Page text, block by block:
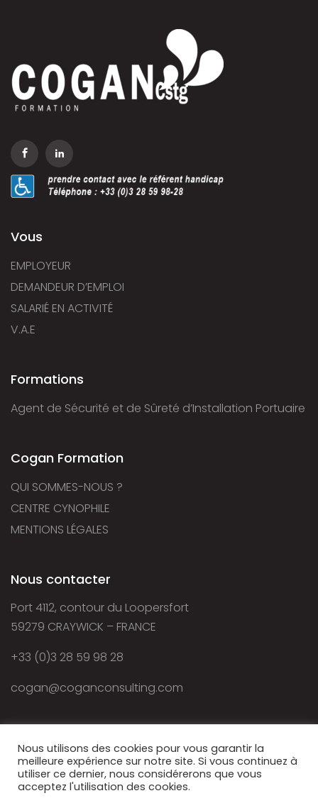
Vous
EMPLOYEUR
DEMANDEUR D’EMPLOI
SALARIÉ EN ACTIVITÉ
V.A.E
Formations
Agent de Sécurité et de Sûreté d’Installation Portuaire
Cogan Formation
QUI SOMMES-NOUS ?
CENTRE CYNOPHILE
MENTIONS LÉGALES
Nous contacter
Port 4112, contour du Loopersfort
59279 CRAYWICK – FRANCE
+33 (0)3 28 59 98 28
cogan@coganconsulting.com
© 2021 - Cogan Consulting - Autorisation d’exercice
Nous utilisons des cookies pour vous garantir la
meilleure expérience sur notre site. Si vous continuez à
utiliser ce dernier, nous considérerons que vous
acceptez l'utilisation des cookies.